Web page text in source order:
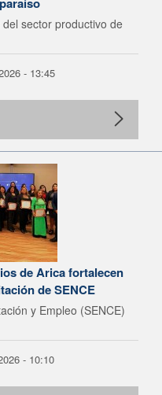
sector productivo de
- 13:45
de Arica fortalecen
de SENCE
y Empleo (SENCE)
- 10:10